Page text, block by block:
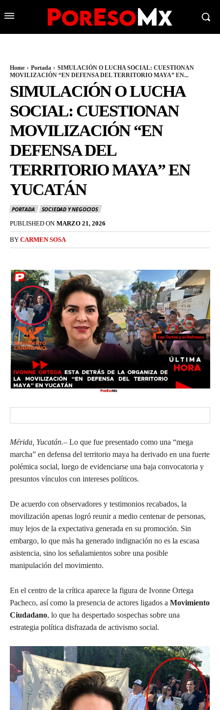
Home Portada
SIMULACIÓN O LUCHA SOCIAL: CUESTIONAN
MOVILIZACIÓN “EN DEFENSA DEL TERRITORIO MAYA” EN...
SIMULACIÓN O LUCHA
SOCIAL: CUESTIONAN
MOVILIZACIÓN “EN
DEFENSA DEL
TERRITORIO MAYA” EN
YUCATÁN
PORTADA
SOCIEDAD Y NEGOCIOS
PUBLISHED ON MARZO 21, 2026
BY CARMEN SOSA
Mérida, Yucatán.– Lo que fue presentado como una “mega
marcha” en defensa del territorio maya ha derivado en una fuerte
polémica social, luego de evidenciarse una baja convocatoria y
presuntos vínculos con intereses políticos.
De acuerdo con observadores y testimonios recabados, la
movilización apenas logró reunir a medio centenar de personas,
muy lejos de la expectativa generada en su promoción. Sin
embargo, lo que más ha generado indignación no es la escasa
asistencia, sino los señalamientos sobre una posible
manipulación del movimiento.
En el centro de la crítica aparece la figura de Ivonne Ortega
Pacheco, así como la presencia de actores ligados a Movimiento
Ciudadano, lo que ha despertado sospechas sobre una
estrategia política disfrazada de activismo social.